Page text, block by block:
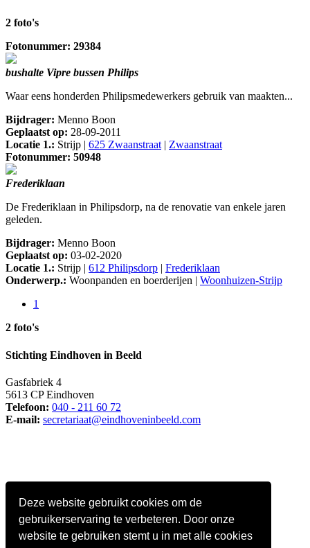
Deze website gebruikt cookies om de
gebruikerservaring te verbeteren. Door onze
website te gebruiken stemt u in met alle cookies
2 foto's
Fotonummer: 29384
bushalte Vipre bussen Philips
Waar eens honderden Philipsmedewerkers gebruik van maakten...
Bijdrager: Menno Boon
Geplaatst op: 28-09-2011
Locatie 1.: Strijp | 625 Zwaanstraat | Zwaanstraat
Fotonummer: 50948
Frederiklaan
De Frederiklaan in Philipsdorp, na de renovatie van enkele jaren
geleden.
Bijdrager: Menno Boon
Geplaatst op: 03-02-2020
Locatie 1.: Strijp | 612 Philipsdorp | Frederiklaan
Onderwerp.: Woonpanden en boerderijen | Woonhuizen-Strijp
1
2 foto's
Stichting Eindhoven in Beeld
Gasfabriek 4
5613 CP Eindhoven
Telefoon: 040 - 211 60 72
E-mail: secretariaat@eindhoveninbeeld.com